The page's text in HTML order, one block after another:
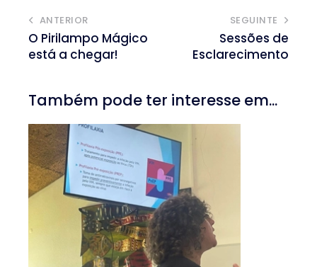
ANTERIOR
O Pirilampo Mágico
está a chegar!
SEGUINTE
Sessões de
Esclarecimento
Também pode ter interesse em...